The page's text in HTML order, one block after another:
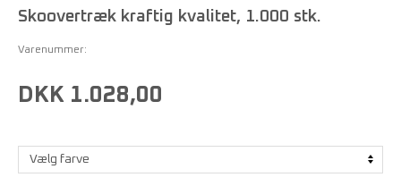
Skoovertræk kraftig kvalitet, 1.000 stk.
Varenummer:
DKK 1.028,00